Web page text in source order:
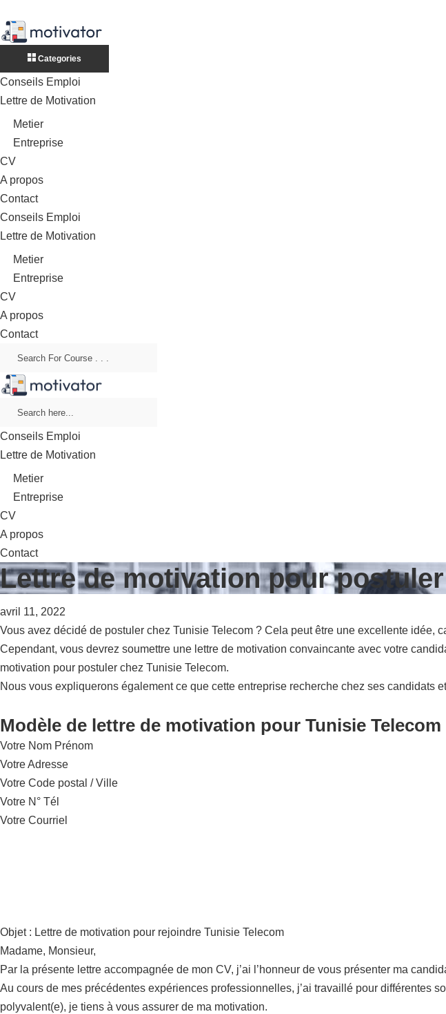
Categories
Conseils Emploi
Lettre de Motivation
Metier
Entreprise
CV
A propos
Contact
Conseils Emploi
Lettre de Motivation
Metier
Entreprise
CV
A propos
Contact
Conseils Emploi
Lettre de Motivation
Metier
Entreprise
CV
A propos
Contact
Lettre de motivation pour
avril 11, 2022
Vous avez décidé de postuler chez Tunisie Telecom ? Cela peut être une excellente idée,
Cependant, vous devrez soumettre une lettre de motivation convaincante avec votre
motivation pour postuler chez Tunisie Telecom.
Nous vous expliquerons également ce que cette entreprise recherche chez ses candidats
Modèle de lettre de motivation pour Tunisie Telecom
Votre Nom Prénom
Votre Adresse
Votre Code postal / Ville
Votre N° Tél
Votre Courriel
Objet : Lettre de motivation pour rejoindre Tunisie Telecom
Madame, Monsieur,
Par la présente lettre accompagnée de mon CV, j’ai l’honneur de vous présenter ma
Au cours de mes précédentes expériences professionnelles, j’ai travaillé pour différentes
polyvalent(e), je tiens à vous assurer de ma motivation.